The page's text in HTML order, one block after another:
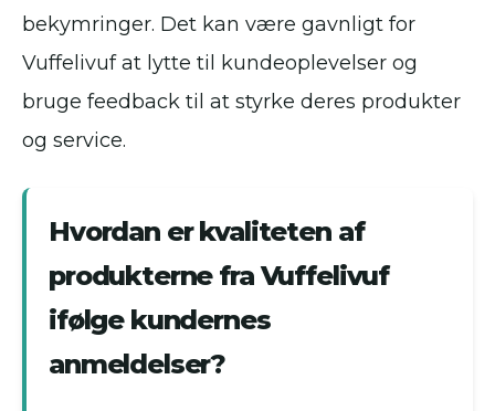
bekymringer. Det kan være gavnligt for
Vuffelivuf at lytte til kundeoplevelser og
bruge feedback til at styrke deres produkter
og service.
Hvordan er kvaliteten af
produkterne fra Vuffelivuf
ifølge kundernes
anmeldelser?